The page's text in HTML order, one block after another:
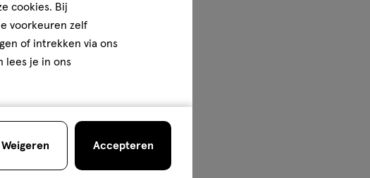
cookies. Bij
voorkeuren zelf
of intrekken via ons
lees je in ons
Weigeren Accepteren